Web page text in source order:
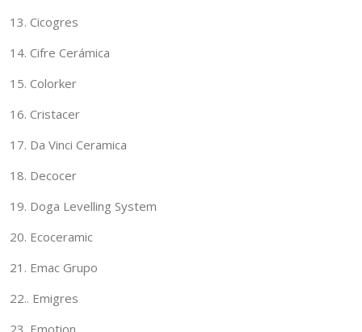
13. Cicogres
14. Cifre Cerámica
15. Colorker
16. Cristacer
17. Da Vinci Ceramica
18. Decocer
19. Doga Levelling System
20. Ecoceramic
21. Emac Grupo
22.. Emigres
23. Emotion